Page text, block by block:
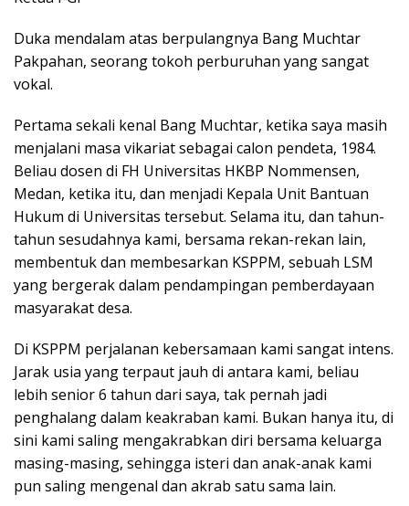
Duka mendalam atas berpulangnya Bang Muchtar
Pakpahan, seorang tokoh perburuhan yang sangat
vokal.
Pertama sekali kenal Bang Muchtar, ketika saya masih
menjalani masa vikariat sebagai calon pendeta, 1984.
Beliau dosen di FH Universitas HKBP Nommensen,
Medan, ketika itu, dan menjadi Kepala Unit Bantuan
Hukum di Universitas tersebut. Selama itu, dan tahun-
tahun sesudahnya kami, bersama rekan-rekan lain,
membentuk dan membesarkan KSPPM, sebuah LSM
yang bergerak dalam pendampingan pemberdayaan
masyarakat desa.
Di KSPPM perjalanan kebersamaan kami sangat intens.
Jarak usia yang terpaut jauh di antara kami, beliau
lebih senior 6 tahun dari saya, tak pernah jadi
penghalang dalam keakraban kami. Bukan hanya itu, di
sini kami saling mengakrabkan diri bersama keluarga
masing-masing, sehingga isteri dan anak-anak kami
pun saling mengenal dan akrab satu sama lain.